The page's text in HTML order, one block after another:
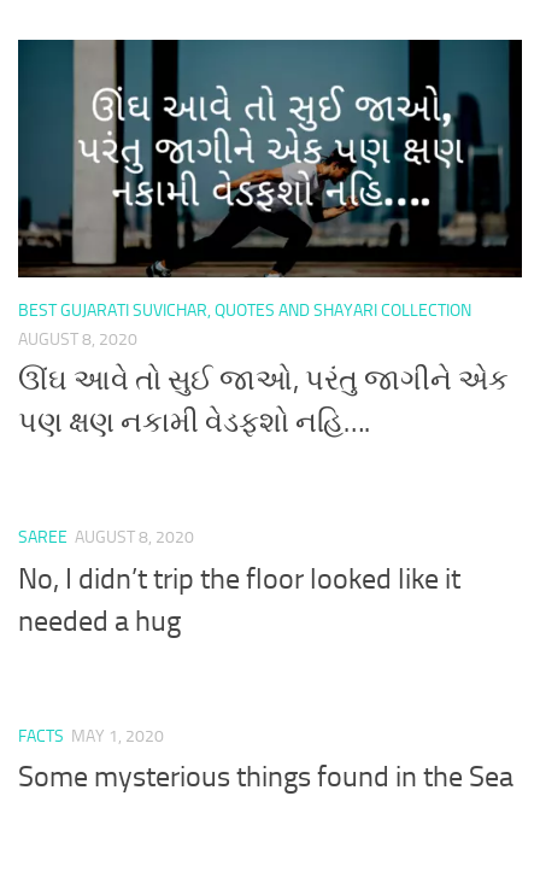
BEST GUJARATI SUVICHAR, QUOTES AND SHAYARI COLLECTION
AUGUST 8, 2020
ઊંઘ આવે તો સુઈ જાઓ, પરંતુ જાગીને એક
પણ ક્ષણ નકામી વેડફશો નહિ….
SAREE AUGUST 8, 2020
No, I didn’t trip the floor looked like it
needed a hug
FACTS MAY 1, 2020
Some mysterious things found in the Sea